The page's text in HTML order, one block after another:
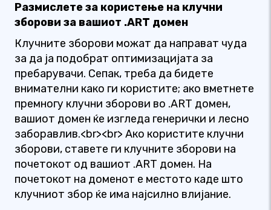
Размислете за користење на клучни
зборови за вашиот .ART домен
Клучните зборови можат да направат чуда
за да ја подобрат оптимизацијата за
пребарувачи. Сепак, треба да бидете
внимателни како ги користите; ако вметнете
премногу клучни зборови во .ART домен,
вашиот домен ќе изгледа генерички и лесно
заборавлив.<br><br> Ако користите клучни
зборови, ставете ги клучните зборови на
почетокот од вашиот .ART домен. На
почетокот на доменот е местото каде што
клучниот збор ќе има најсилно влијание.